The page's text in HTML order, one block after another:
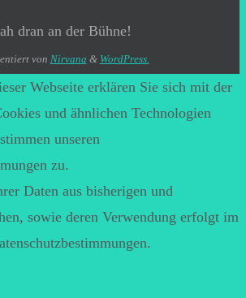
dran an der Bühne!
von Nirvana & WordPress.
Webseite erklären Sie sich mit der
und ähnlichen Technologien
unseren
zu.
Daten aus bisherigen und
sowie deren Verwendung erfolgt im